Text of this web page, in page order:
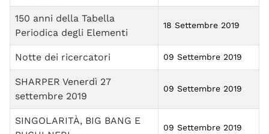
150 anni della Tabella
Periodica degli Elementi
18 Settembre 2019
Notte dei ricercatori 09 Settembre 2019
SHARPER Venerdì 27
settembre 2019
09 Settembre 2019
SINGOLARITÀ, BIG BANG E
09 Settembre 2019